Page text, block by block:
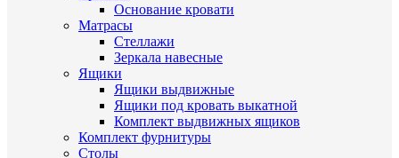
Основание кровати
Матрасы
Стеллажи
Зеркала навесные
Ящики
Ящики выдвижные
Ящики под кровать выкатной
Комплект выдвижных ящиков
Комплект фурнитуры
Столы